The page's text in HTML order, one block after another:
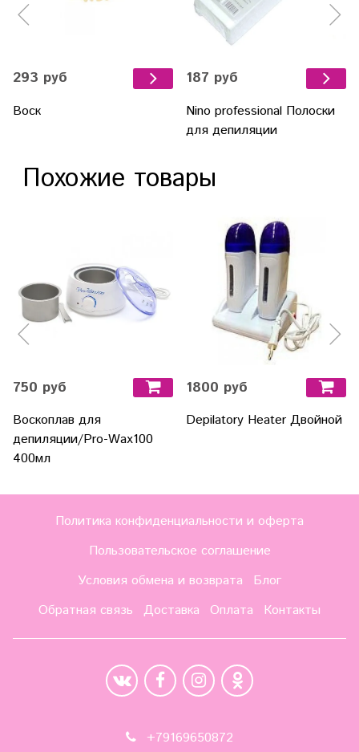
293 руб
Воск
187 руб
Nino professional Полоски
для депиляции
Похожие товары
750 руб
Воскоплав для
депиляции/Pro-Wax100
400мл
1800 руб
Depilatory Heater Двойной
Политика конфиденциальности и оферта
Пользовательское соглашение
Условия обмена и возврата
Блог
Обратная связь
Доставка Оплата Контакты
+79169650872